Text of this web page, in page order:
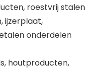
roestvrij stalen
ijzerplaat,
onderdelen
houtproducten,